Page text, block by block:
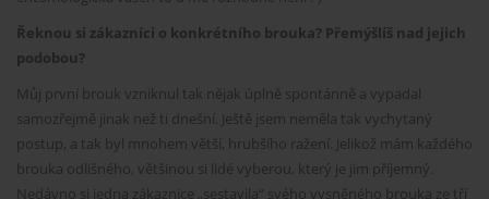
Řeknou si zákazníci o konkrétního brouka? Přemýšlíš nad jejich
podobou?
Můj první brouk vzniknul tak nějak úplně spontánně a vypadal
samozřejmě jinak než ti dnešní. Ještě jsem neměla tak vychytaný
postup, a tak byl mnohem větší, hrubšího ražení. Jelikož mám každého
brouka odlišného, většinou si lidé vyberou, který je jim příjemný.
Nedávno si jedna zákaznice „sestavila“ svého vysněného brouka ze tří